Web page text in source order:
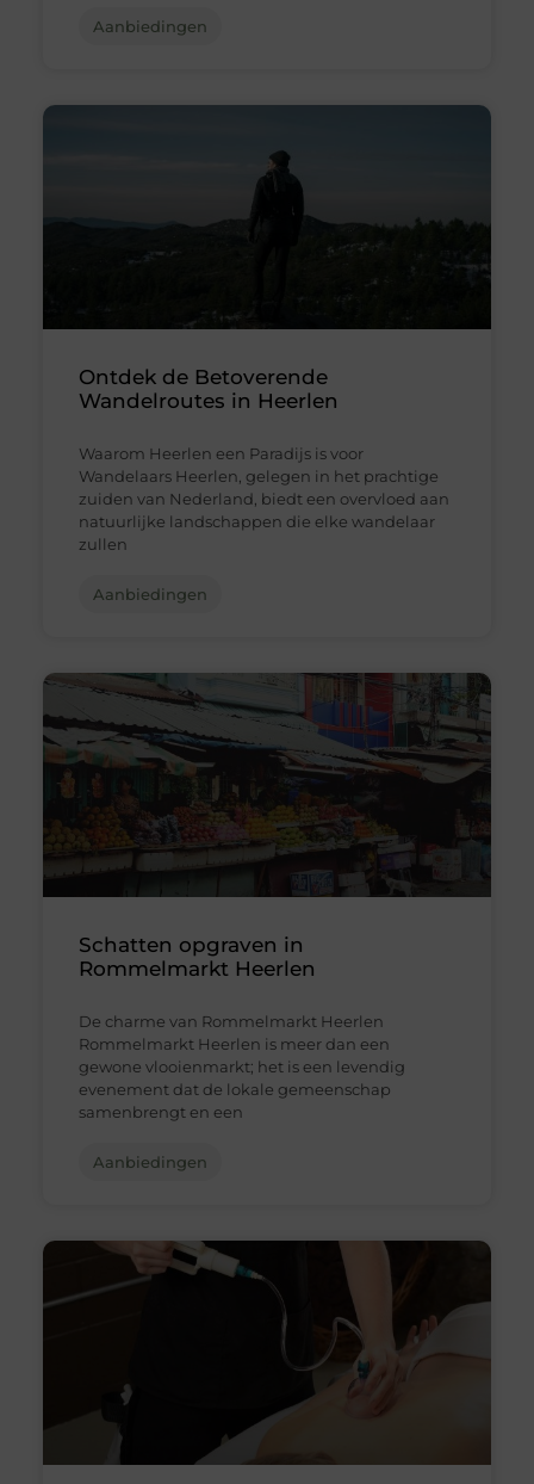
Aanbiedingen
Ontdek de Betoverende
Wandelroutes in Heerlen
Waarom Heerlen een Paradijs is voor
Wandelaars Heerlen, gelegen in het prachtige
zuiden van Nederland, biedt een overvloed aan
natuurlijke landschappen die elke wandelaar
zullen
Aanbiedingen
Schatten opgraven in
Rommelmarkt Heerlen
De charme van Rommelmarkt Heerlen
Rommelmarkt Heerlen is meer dan een
gewone vlooienmarkt; het is een levendig
evenement dat de lokale gemeenschap
samenbrengt en een
Aanbiedingen